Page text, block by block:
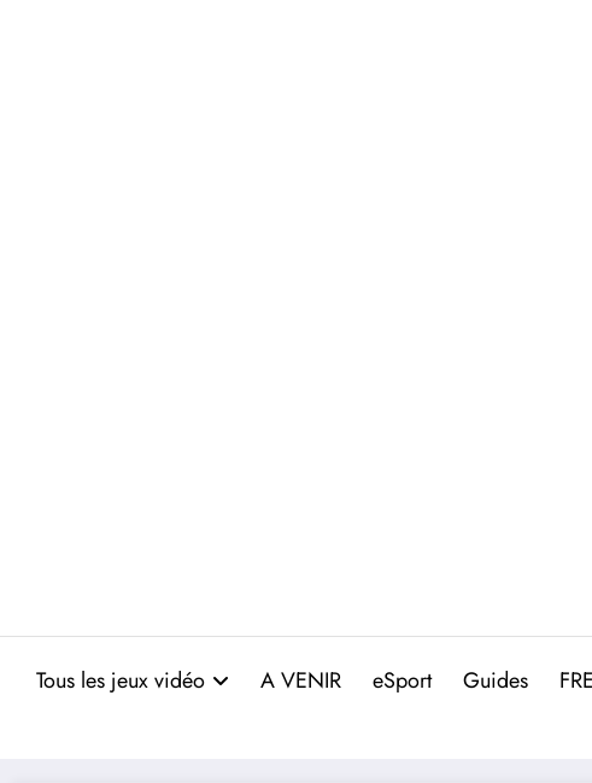
Tous les jeux vidéo A VENIR eSport Guides